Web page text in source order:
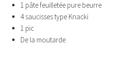
1 pâte feuilletée pure beurre
4 saucisses type Knacki
1 pic
De la moutarde